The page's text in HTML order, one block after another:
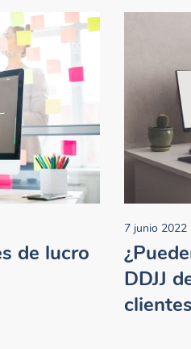
de lucro
7 junio 2022
DDJJ